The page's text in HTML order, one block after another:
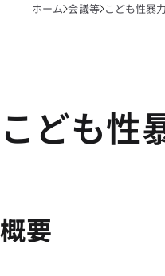
ホーム 会議等 こども性暴
こども性
概要